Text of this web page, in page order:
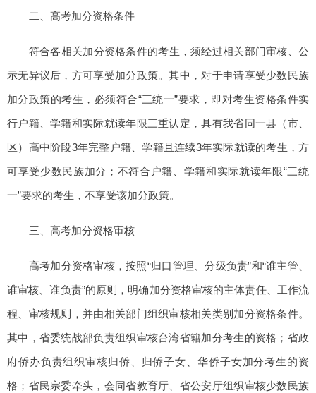
二、高考加分资格条件
符合各相关加分资格条件的考生，须经过相关部门审核、公
示无异议后，方可享受加分政策。其中，对于申请享受少数民族
加分政策的考生，必须符合“三统一”要求，即对考生资格条件实
行户籍、学籍和实际就读年限三重认定，具有我省同一县（市、
区）高中阶段3年完整户籍、学籍且连续3年实际就读的考生，方
可享受少数民族加分；不符合户籍、学籍和实际就读年限“三统
一”要求的考生，不享受该加分政策。
三、高考加分资格审核
高考加分资格审核，按照“归口管理、分级负责”和“谁主管、
谁审核、谁负责”的原则，明确加分资格审核的主体责任、工作流
程、审核规则，并由相关部门组织审核相关类别加分资格条件。
其中，省委统战部负责组织审核台湾省籍加分考生的资格；省政
府侨办负责组织审核归侨、归侨子女、华侨子女加分考生的资
格；省民宗委牵头，会同省教育厅、省公安厅组织审核少数民族